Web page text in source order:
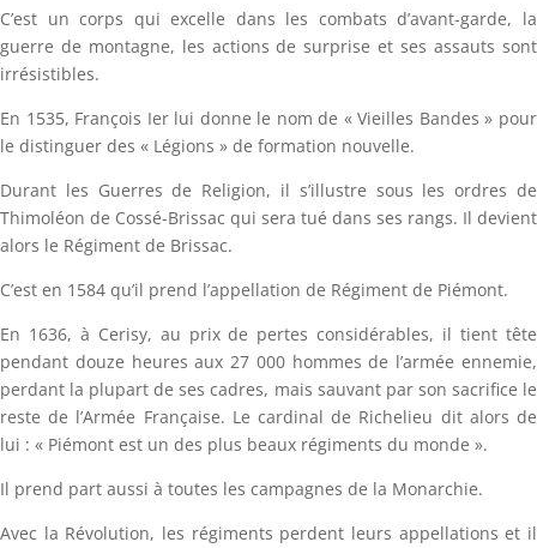
C’est un corps qui excelle dans les combats d’avant-garde, la
guerre de montagne, les actions de surprise et ses assauts sont
irrésistibles.
En 1535, François Ier lui donne le nom de « Vieilles Bandes » pour
le distinguer des « Légions » de formation nouvelle.
Durant les Guerres de Religion, il s’illustre sous les ordres de
Thimoléon de Cossé-Brissac qui sera tué dans ses rangs. Il devient
alors le Régiment de Brissac.
C’est en 1584 qu’il prend l’appellation de Régiment de Piémont.
En 1636, à Cerisy, au prix de pertes considérables, il tient tête
pendant douze heures aux 27 000 hommes de l’armée ennemie,
perdant la plupart de ses cadres, mais sauvant par son sacrifice le
reste de l’Armée Française. Le cardinal de Richelieu dit alors de
lui : « Piémont est un des plus beaux régiments du monde ».
Il prend part aussi à toutes les campagnes de la Monarchie.
Avec la Révolution, les régiments perdent leurs appellations et il